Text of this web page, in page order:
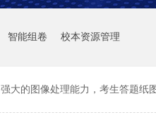
智能组卷 校本资源管理
强大的图像处理能力，考生答题纸